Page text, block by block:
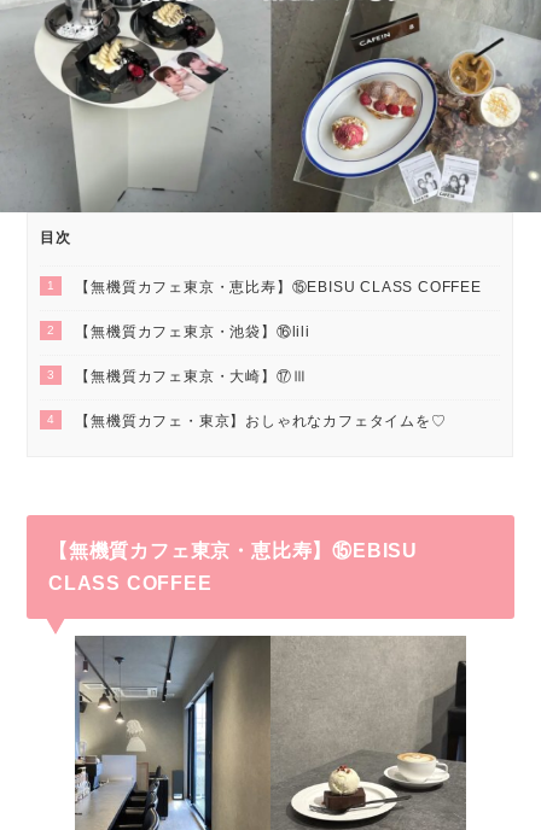
目次
1 【無機質カフェ東京・恵比寿】⑮EBISU CLASS COFFEE
2 【無機質カフェ東京・池袋】⑯lili
3 【無機質カフェ東京・大崎】⑰Ⅲ
4 【無機質カフェ・東京】おしゃれなカフェタイムを♡
【無機質カフェ東京・恵比寿】⑮EBISU
CLASS COFFEE